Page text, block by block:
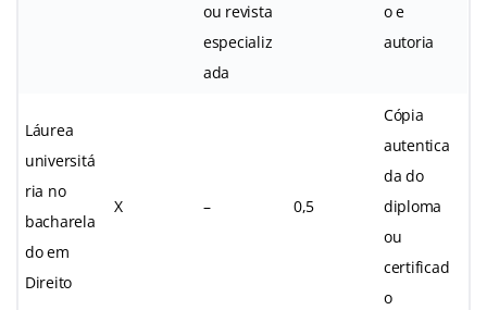
ou revista
especializ
ada
o e
autoria
Láurea
universitá
ria no
bacharela
do em
Direito
X – 0,5
Cópia
autentica
da do
diploma
ou
certificad
o